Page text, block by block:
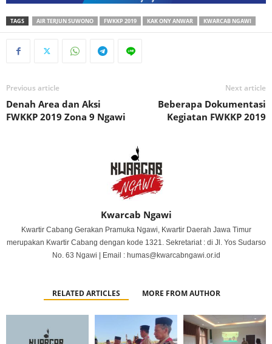
TAGS AIR TERJUN SUWONO FWKKP 2019 KAK ONY ANWAR KWARCAB NGAWI
Previous article
Denah Area dan Aksi
FWKKP 2019 Zona 9 Ngawi
Next article
Beberapa Dokumentasi
Kegiatan FWKKP 2019
Kwarcab Ngawi
Kwartir Cabang Gerakan Pramuka Ngawi, Kwartir Daerah Jawa Timur
merupakan Kwartir Cabang dengan kode 1321. Sekretariat : di Jl. Yos Sudarso
No. 63 Ngawi | Email : humas@kwarcabngawi.or.id
RELATED ARTICLES MORE FROM AUTHOR